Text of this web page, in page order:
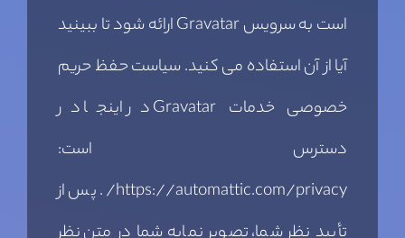
است به سرویس Gravatar ارائه شود تا ببینید
آیا از آن استفاده می کنید. سیاست حفظ حریم
خصوصی خدمات Gravatar در اینجا در
دسترس است:
https://automattic.com/privacy/. پس از